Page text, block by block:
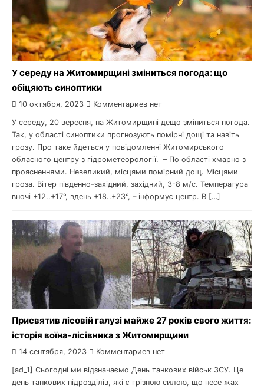
У середу на Житомирщині зміниться погода: що
обіцяють синоптики
10 октября, 2023 Комментариев нет
У середу, 20 вересня, на Житомирщині дещо зміниться погода.
Так, у області синоптики прогнозують помірні дощі та навіть
грозу. Про таке йдеться у повідомленні Житомирського
обласного центру з гідрометеорології. – По області хмарно з
проясненнями. Невеликий, місцями помірний дощ. Місцями
гроза. Вітер південно-західний, західний, 3-8 м/с. Температура
вночі +12..+17°, вдень +18..+23°, – інформує центр. В […]
Присвятив лісовій галузі майже 27 років свого життя:
історія воїна-лісівника з Житомирщини
14 сентября, 2023 Комментариев нет
[ad_1] Сьогодні ми відзначаємо День танкових військ ЗСУ. Це
день танкових підрозділів, які є грізною силою, що несе жах